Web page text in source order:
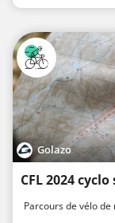
Golazo
CFL 2024
Parcours de vélo de